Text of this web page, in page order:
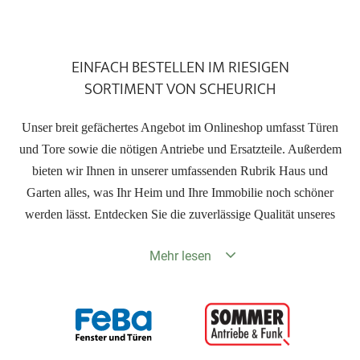
EINFACH BESTELLEN IM RIESIGEN
SORTIMENT VON SCHEURICH
Unser breit gefächertes Angebot im Onlineshop umfasst Türen
und Tore sowie die nötigen Antriebe und Ersatzteile. Außerdem
bieten wir Ihnen in unserer umfassenden Rubrik Haus und
Garten alles, was Ihr Heim und Ihre Immobilie noch schöner
werden lässt. Entdecken Sie die zuverlässige Qualität unseres
von Einsatzgebieten. Ob als Garagen- und Hoftore oder
mit den Artikeln aus dem Shop von Scheurich entscheiden Sie
sich für clevere Lösungen, die Ihnen lange Zeit einen sicheren
und zuverlässigen Dienst erweisen. Neben diesen Produkten
Mehr lesen